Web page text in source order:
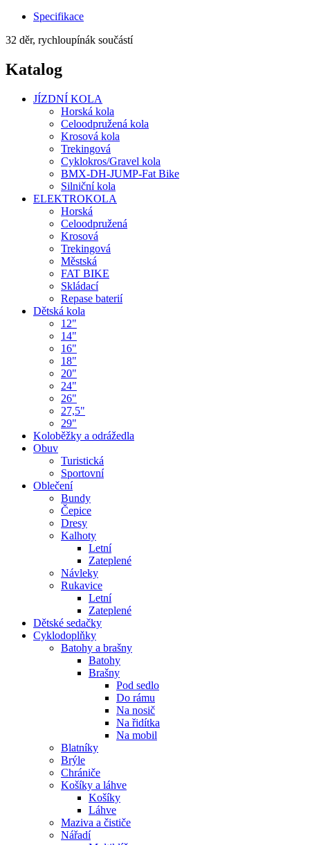
Specifikace
32 děr, rychloupínák součástí
Katalog
JÍZDNÍ KOLA
Horská kola
Celoodpružená kola
Krosová kola
Trekingová
Cyklokros/Gravel kola
BMX-DH-JUMP-Fat Bike
Silniční kola
ELEKTROKOLA
Horská
Celoodpružená
Krosová
Trekingová
Městská
FAT BIKE
Skládací
Repase baterií
Dětská kola
12"
14"
16"
18"
20"
24"
26"
27,5"
29"
Koloběžky a odrážedla
Obuv
Turistická
Sportovní
Oblečení
Bundy
Čepice
Dresy
Kalhoty
Letní
Zateplené
Návleky
Rukavice
Letní
Zateplené
Dětské sedačky
Cyklodoplňky
Batohy a brašny
Batohy
Brašny
Pod sedlo
Do rámu
Na nosič
Na řidítka
Na mobil
Blatníky
Brýle
Chrániče
Košíky a láhve
Košíky
Láhve
Maziva a čističe
Nářadí